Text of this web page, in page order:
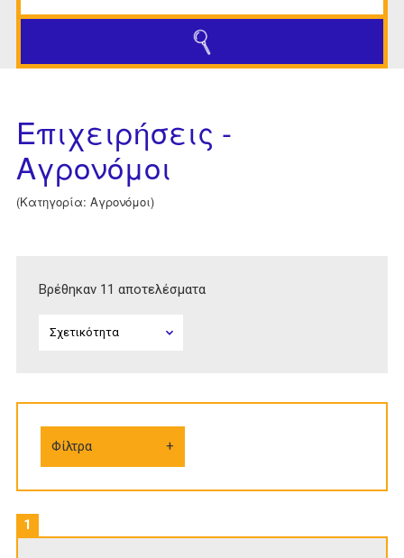
Επιχειρήσεις -
Αγρονόμοι
(Κατηγορία: Αγρονόμοι)
Βρέθηκαν 11 αποτελέσματα
Φίλτρα
1